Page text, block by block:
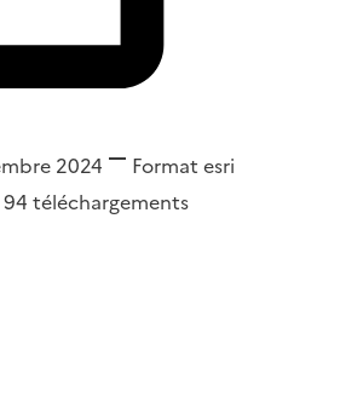
2024 Format esri
94 téléchargements